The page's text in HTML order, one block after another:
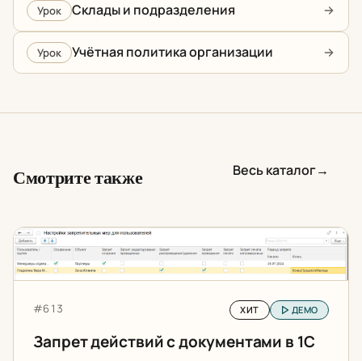
Урок Склады и подразделения
Урок Учётная политика организации
Смотрите также Весь каталог→
Запрет действий с документами в 1С
Артикул:
#613 ХИТ ДЕМО
Запрет действий с документами в 1С